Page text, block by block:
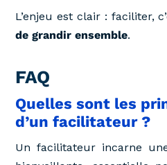
L’enjeu est clair : faciliter,
de grandir ensemble.
FAQ
Quelles sont les
d’un facilitateur ?
Un facilitateur incarne